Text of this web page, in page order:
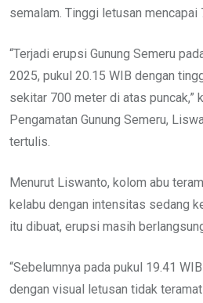
semalam. Tinggi letusan
“Terjadi erupsi Gunung Semeru
2025, pukul 20.15 WIB dengan
sekitar 700 meter di atas puncak,”
Pengamatan Gunung Semeru,
tertulis.
Menurut Liswanto, kolom abu
kelabu dengan intensitas sedang
itu dibuat, erupsi masih
“Sebelumnya pada pukul 19.41
dengan visual letusan tidak